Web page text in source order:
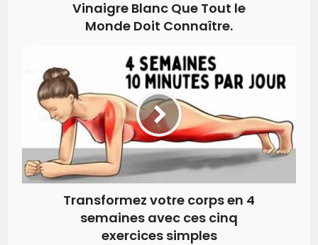
Vinaigre Blanc Que Tout le
Monde Doit Connaître.
Transformez votre corps en 4
semaines avec ces cinq
exercices simples